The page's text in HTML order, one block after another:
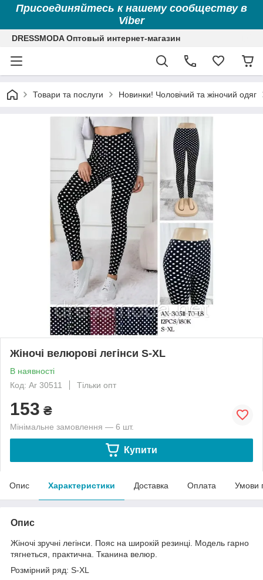
Присоединяйтесь к нашему сообществу в
Viber
DRESSMODA Оптовый интернет-магазин
Товари та послуги Новинки! Чоловічий та жіночий одяг
Жіночі велюрові легінси S-XL
В наявності
Код: Ar 30511
Тільки опт
153 ₴
Мінімальне замовлення — 6 шт.
Купити
Опис Характеристики Доставка Оплата Умови
Опис
Жіночі зручні легінси. Пояс на широкій резинці. Модель гарно
тягнеться, практична. Тканина велюр.
Розмірний ряд: S-XL